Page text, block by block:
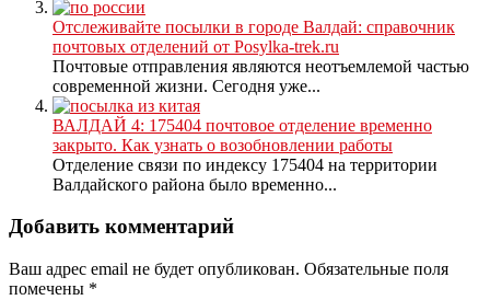
Отслеживайте посылки в городе Валдай: справочник
почтовых отделений от Posylka-trek.ru
Почтовые отправления являются неотъемлемой частью
современной жизни. Сегодня уже...
ВАЛДАЙ 4: 175404 почтовое отделение временно
закрыто. Как узнать о возобновлении работы
Отделение связи по индексу 175404 на территории
Валдайского района было временно...
Добавить комментарий
Ваш адрес email не будет опубликован. Обязательные поля
помечены *